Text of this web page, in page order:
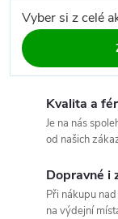
Vyber si z celé
Kvalita a
Je na nás
od našich
Dopravné i
Při nákupu
na výdejní